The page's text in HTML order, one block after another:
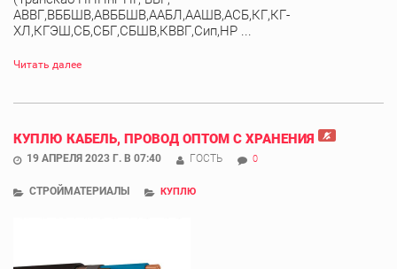
АВВГ,ВББШВ,АВББШВ,ААБЛ,ААШВ,АСБ,КГ,КГ-
ХЛ,КГЭШ,СБ,СБГ,СБШВ,КВВГ,Сип,НР ...
Читать далее
КУПЛЮ КАБЕЛЬ, ПРОВОД ОПТОМ С ХРАНЕНИЯ
19 АПРЕЛЯ 2023 Г. В 07:40 ГОСТЬ 0
СТРОЙМАТЕРИАЛЫ КУПЛЮ